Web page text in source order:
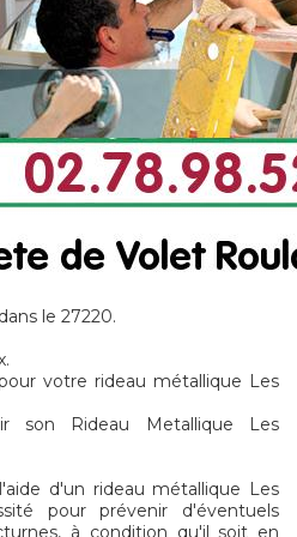
le 27220.
votre rideau métallique Les
son Rideau Metallique Les
d'un rideau métallique Les
pour prévenir d'éventuels
à condition qu'il soit en